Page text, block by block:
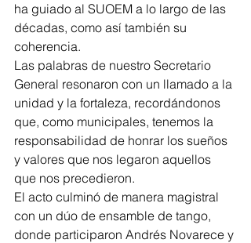
ha guiado al SUOEM a lo largo de las
décadas, como así también su
coherencia.
Las palabras de nuestro Secretario
General resonaron con un llamado a la
unidad y la fortaleza, recordándonos
que, como municipales, tenemos la
responsabilidad de honrar los sueños
y valores que nos legaron aquellos
que nos precedieron.
El acto culminó de manera magistral
con un dúo de ensamble de tango,
donde participaron Andrés Novarece y